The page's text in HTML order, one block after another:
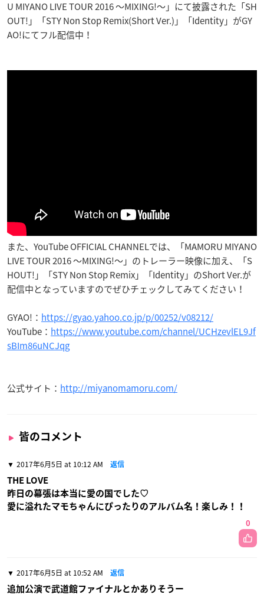
U MIYANO LIVE TOUR 2016 〜MIXING!〜」にて披露された「SH
OUT!」「STY Non Stop Remix(Short Ver.)」「Identity」がGY
AO!にてフル配信中！
また、YouTube OFFICIAL CHANNELでは、「MAMORU MIYANO
LIVE TOUR 2016 〜MIXING!〜」のトレーラー映像に加え、「S
HOUT!」「STY Non Stop Remix」「Identity」のShort Ver.が
配信中となっていますのでぜひチェックしてみてください！
GYAO!： https://gyao.yahoo.co.jp/p/00252/v08212/
YouTube： https://www.youtube.com/channel/UCHzevlEL9Jf
sBIm86uNCJqg
公式サイト： http://miyanomamoru.com/
皆のコメント
2017年6月5日 at 10:12 AM 返信
THE LOVE
昨日の幕張は本当に愛の国でした♡
愛に溢れたマモちゃんにぴったりのアルバム名！楽しみ！！
0
2017年6月5日 at 10:52 AM 返信
追加公演で武道館ファイナルとかありそうー